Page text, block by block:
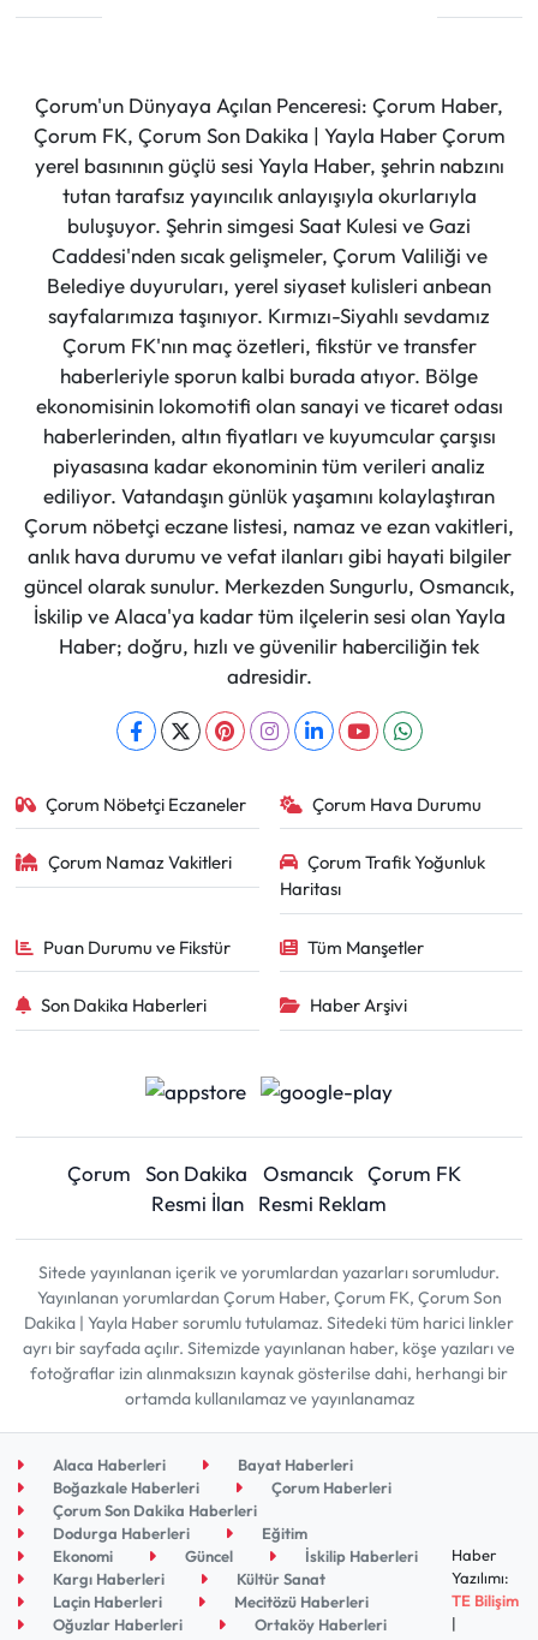
Çorum'un Dünyaya Açılan Penceresi: Çorum Haber,
Çorum FK, Çorum Son Dakika | Yayla Haber Çorum
yerel basınının güçlü sesi Yayla Haber, şehrin nabzını
tutan tarafsız yayıncılık anlayışıyla okurlarıyla
buluşuyor. Şehrin simgesi Saat Kulesi ve Gazi
Caddesi'nden sıcak gelişmeler, Çorum Valiliği ve
Belediye duyuruları, yerel siyaset kulisleri anbean
sayfalarımıza taşınıyor. Kırmızı-Siyahlı sevdamız
Çorum FK'nın maç özetleri, fikstür ve transfer
haberleriyle sporun kalbi burada atıyor. Bölge
ekonomisinin lokomotifi olan sanayi ve ticaret odası
haberlerinden, altın fiyatları ve kuyumcular çarşısı
piyasasına kadar ekonominin tüm verileri analiz
ediliyor. Vatandaşın günlük yaşamını kolaylaştıran
Çorum nöbetçi eczane listesi, namaz ve ezan vakitleri,
anlık hava durumu ve vefat ilanları gibi hayati bilgiler
güncel olarak sunulur. Merkezden Sungurlu, Osmancık,
İskilip ve Alaca'ya kadar tüm ilçelerin sesi olan Yayla
Haber; doğru, hızlı ve güvenilir haberciliğin tek
adresidir.
Çorum Nöbetçi Eczaneler Çorum Hava Durumu
Çorum Namaz Vakitleri
Çorum Trafik Yoğunluk
Haritası
Puan Durumu ve Fikstür Tüm Manşetler
Son Dakika Haberleri Haber Arşivi
Çorum Son Dakika Osmancık Çorum FK
Resmi İlan
Resmi Reklam
Sitede yayınlanan içerik ve yorumlardan yazarları sorumludur.
Yayınlanan yorumlardan Çorum Haber, Çorum FK, Çorum Son
Dakika | Yayla Haber sorumlu tutulamaz. Sitedeki tüm harici linkler
ayrı bir sayfada açılır. Sitemizde yayınlanan haber, köşe yazıları ve
fotoğraflar izin alınmaksızın kaynak gösterilse dahi, herhangi bir
ortamda kullanılamaz ve yayınlanamaz
Alaca Haberleri
Bayat Haberleri
Boğazkale Haberleri
Çorum Haberleri
Çorum Son Dakika Haberleri
Dodurga Haberleri
Eğitim
Ekonomi
Güncel
İskilip Haberleri
Kargı Haberleri
Kültür Sanat
Laçin Haberleri
Mecitözü Haberleri
Oğuzlar Haberleri
Ortaköy Haberleri
Haber
Yazılımı:
TE Bilişim
|